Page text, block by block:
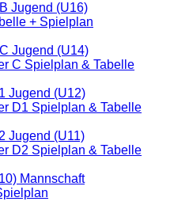
Jugend (U16)
+ Spielplan
Jugend (U14)
C Spielplan & Tabelle
Jugend (U12)
D1 Spielplan & Tabelle
Jugend (U11)
D2 Spielplan & Tabelle
Mannschaft